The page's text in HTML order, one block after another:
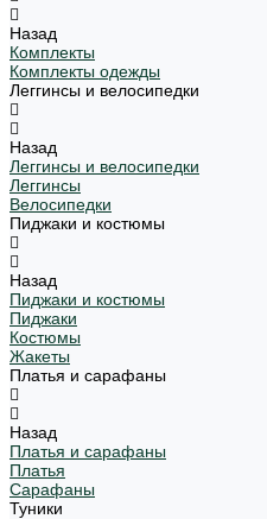
Назад
Комплекты
Комплекты одежды
Леггинсы и велосипедки
Назад
Леггинсы и велосипедки
Леггинсы
Велосипедки
Пиджаки и костюмы
Назад
Пиджаки и костюмы
Пиджаки
Костюмы
Жакеты
Платья и сарафаны
Назад
Платья и сарафаны
Платья
Сарафаны
Туники